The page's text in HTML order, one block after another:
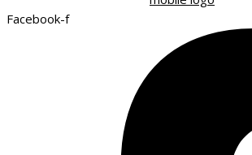
Facebook-f